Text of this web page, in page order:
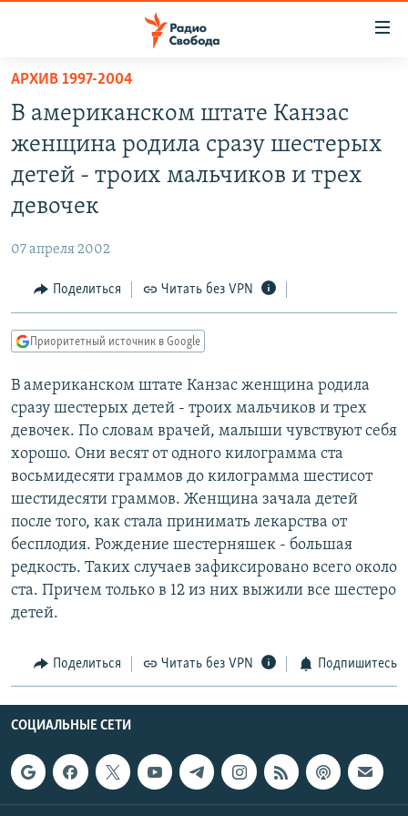
упрощенного
доступа
основному
содержанию
навигации
Вернутся
ПОДКАСТЫ
АВТОРСКИЕ ПРОЕКТЫ
КУЛЬТУРА
IDEL.РЕАЛИИ
КАВКАЗ.РЕАЛИИ
СИБИРЬ.РЕАЛИИ
РАСПИСАНИЕ ВЕЩАНИЯ
ПОДПИШИТЕСЬ НА РАССЫЛКУ
СОЦИАЛЬНЫЕ СЕТИ
АРХИВ 1997-2004
В американском штате Канзас
женщина родила сразу шестерых
детей - троих мальчиков и трех
девочек
07 апреля 2002
Поделиться Читать без VPN
Приоритетный источник в Google
В американском штате Канзас женщина родила
сразу шестерых детей - троих мальчиков и трех
девочек. По словам врачей, малыши чувствуют себя
хорошо. Они весят от одного килограмма ста
восьмидесяти граммов до килограмма шестисот
шестидесяти граммов. Женщина зачала детей
после того, как стала принимать лекарства от
бесплодия. Рождение шестерняшек - большая
редкость. Таких случаев зафиксировано всего около
ста. Причем только в 12 из них выжили все шестеро
детей.
Поделиться Читать без VPN Подпишитесь
СОЦИАЛЬНЫЕ СЕТИ